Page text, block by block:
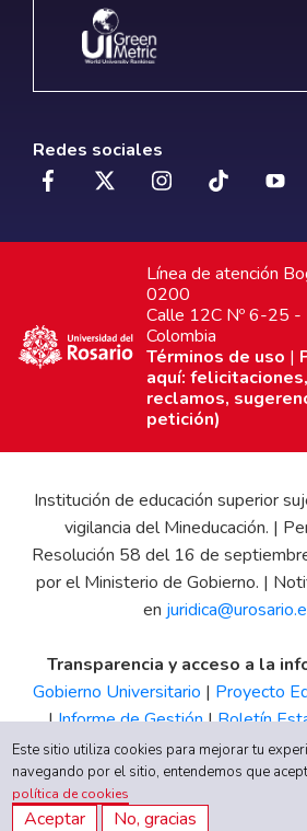
Redes sociales
Línea de atención
0200
Calle 12C Nº 6-25 -
Colombia
Términos de uso |
aquí:
reclamos,
petición)
Institución de educación superior
vigilancia del Mineducación. |
Resolución 58 del 16 de
por el Ministerio de Gobierno. |
en
Transparencia y acceso a la
Gobierno Universitario | Proyecto
|Informe de Gestión|Boletín
Tributario|Estados Financieros |
de Integridad
Este sitio utiliza cookies para mejorar tu
navegando por el sitio, entendemos que
política de cookies
Aceptar No, gracias